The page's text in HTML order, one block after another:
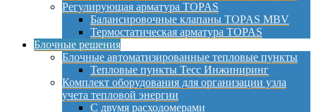
Регулирующая арматура TOPAS
Балансировочные клапаны TOPAS MBV
Термостатическая арматура TOPAS
Блочные решения
Блочные автоматизированные тепловые пункты
Тепловые пункты Тесс Инжиниринг
Комплект оборудования для организации узла
учета тепловой энергии
С двумя расходомерами